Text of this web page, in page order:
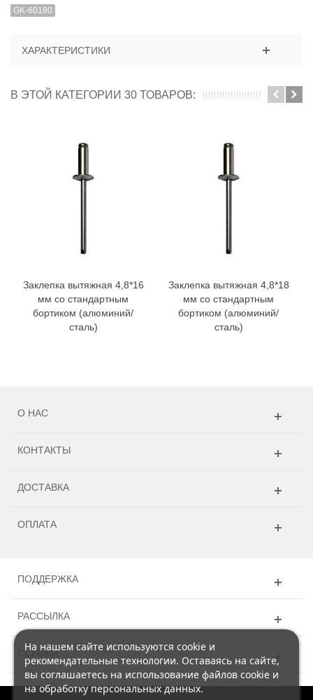
GK-60180
ХАРАКТЕРИСТИКИ
В ЭТОЙ КАТЕГОРИИ 30 ТОВАРОВ:
Заклепка вытяжная 4,8*16
мм со стандартным
бортиком (алюминий/
сталь)
Заклепка вытяжная 4,8*18
мм со стандартным
бортиком (алюминий/
сталь)
О НАС
КОНТАКТЫ
ДОСТАВКА
ОПЛАТА
ПОДДЕРЖКА
РАССЫЛКА
ССЫЛКИ
На нашем сайте используются cookie и
рекомендательные технологии. Оставаясь на сайте,
вы соглашаетесь на использование файлов cookie и
на обработку персональных данных.